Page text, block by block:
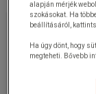
4 710,00
5 981,70 FtÁFÁ-val
darab
alapján mérjék
szokásokat. Ha
beállításáról,
Ha úgy dönt, hogy
megteheti. Bővebb